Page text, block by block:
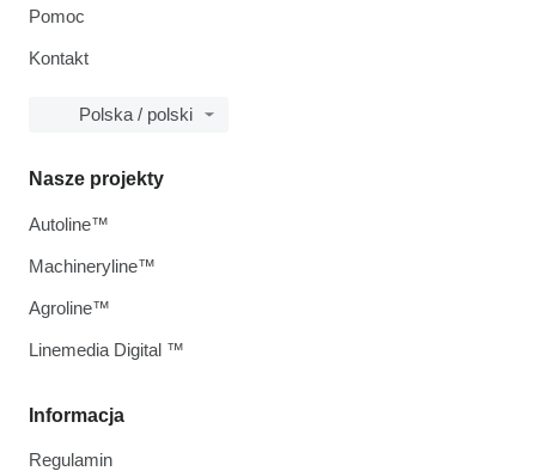
Pomoc
Kontakt
Polska / polski
Informacja
Regulamin
Nasze projekty
Autoline™
Machineryline™
Agroline™
Linemedia Digital ™